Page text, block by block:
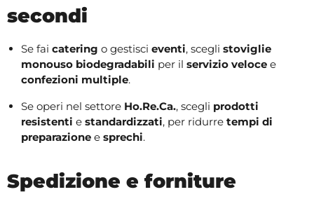
secondi
Se fai catering o gestisci eventi, scegli stoviglie
monouso biodegradabili per il servizio veloce e
confezioni multiple.
Se operi nel settore Ho.Re.Ca., scegli prodotti
resistenti e standardizzati, per ridurre tempi di
preparazione e sprechi.
Spedizione e forniture